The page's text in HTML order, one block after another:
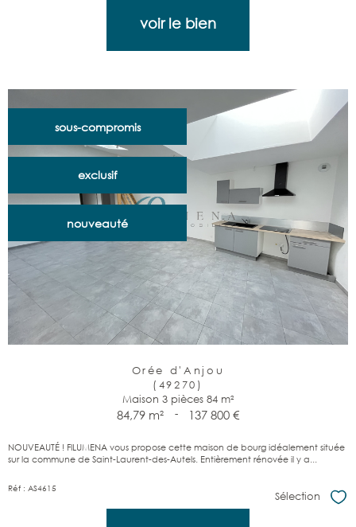
voir le bien
sous-compromis
exclusif
nouveauté
Orée d'Anjou
(49270)
Maison 3 pièces 84 m²
84,79 m² - 137 800 €
NOUVEAUTÉ ! FILUMENA vous propose cette maison de bourg idéalement située
sur la commune de Saint-Laurent-des-Autels. Entièrement rénovée il y a...
Réf : AS4615
Sélection